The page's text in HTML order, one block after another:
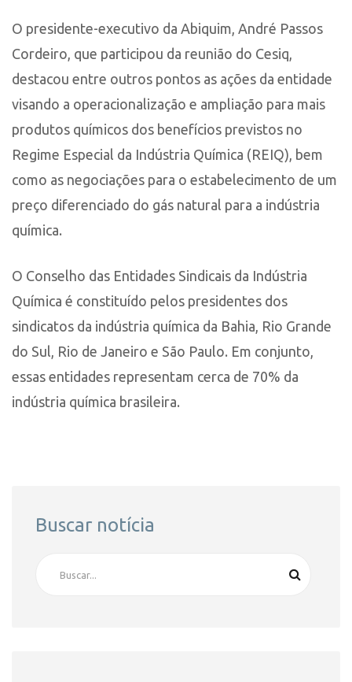
O presidente-executivo da Abiquim, André Passos
Cordeiro, que participou da reunião do Cesiq,
destacou entre outros pontos as ações da entidade
visando a operacionalização e ampliação para mais
produtos químicos dos benefícios previstos no
Regime Especial da Indústria Química (REIQ), bem
como as negociações para o estabelecimento de um
preço diferenciado do gás natural para a indústria
química.
O Conselho das Entidades Sindicais da Indústria
Química é constituído pelos presidentes dos
sindicatos da indústria química da Bahia, Rio Grande
do Sul, Rio de Janeiro e São Paulo. Em conjunto,
essas entidades representam cerca de 70% da
indústria química brasileira.
Buscar notícia